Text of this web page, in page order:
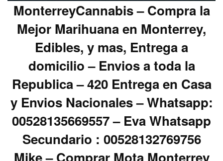
MonterreyCannabis – Compra la
Mejor Marihuana en Monterrey,
Edibles, y mas, Entrega a
domicilio – Envios a toda la
Republica – 420 Entrega en Casa
y Envios Nacionales – Whatsapp:
00528135669557 – Eva Whatsapp
Secundario : 00528132769756
Mike – Comprar Mota Monterrey